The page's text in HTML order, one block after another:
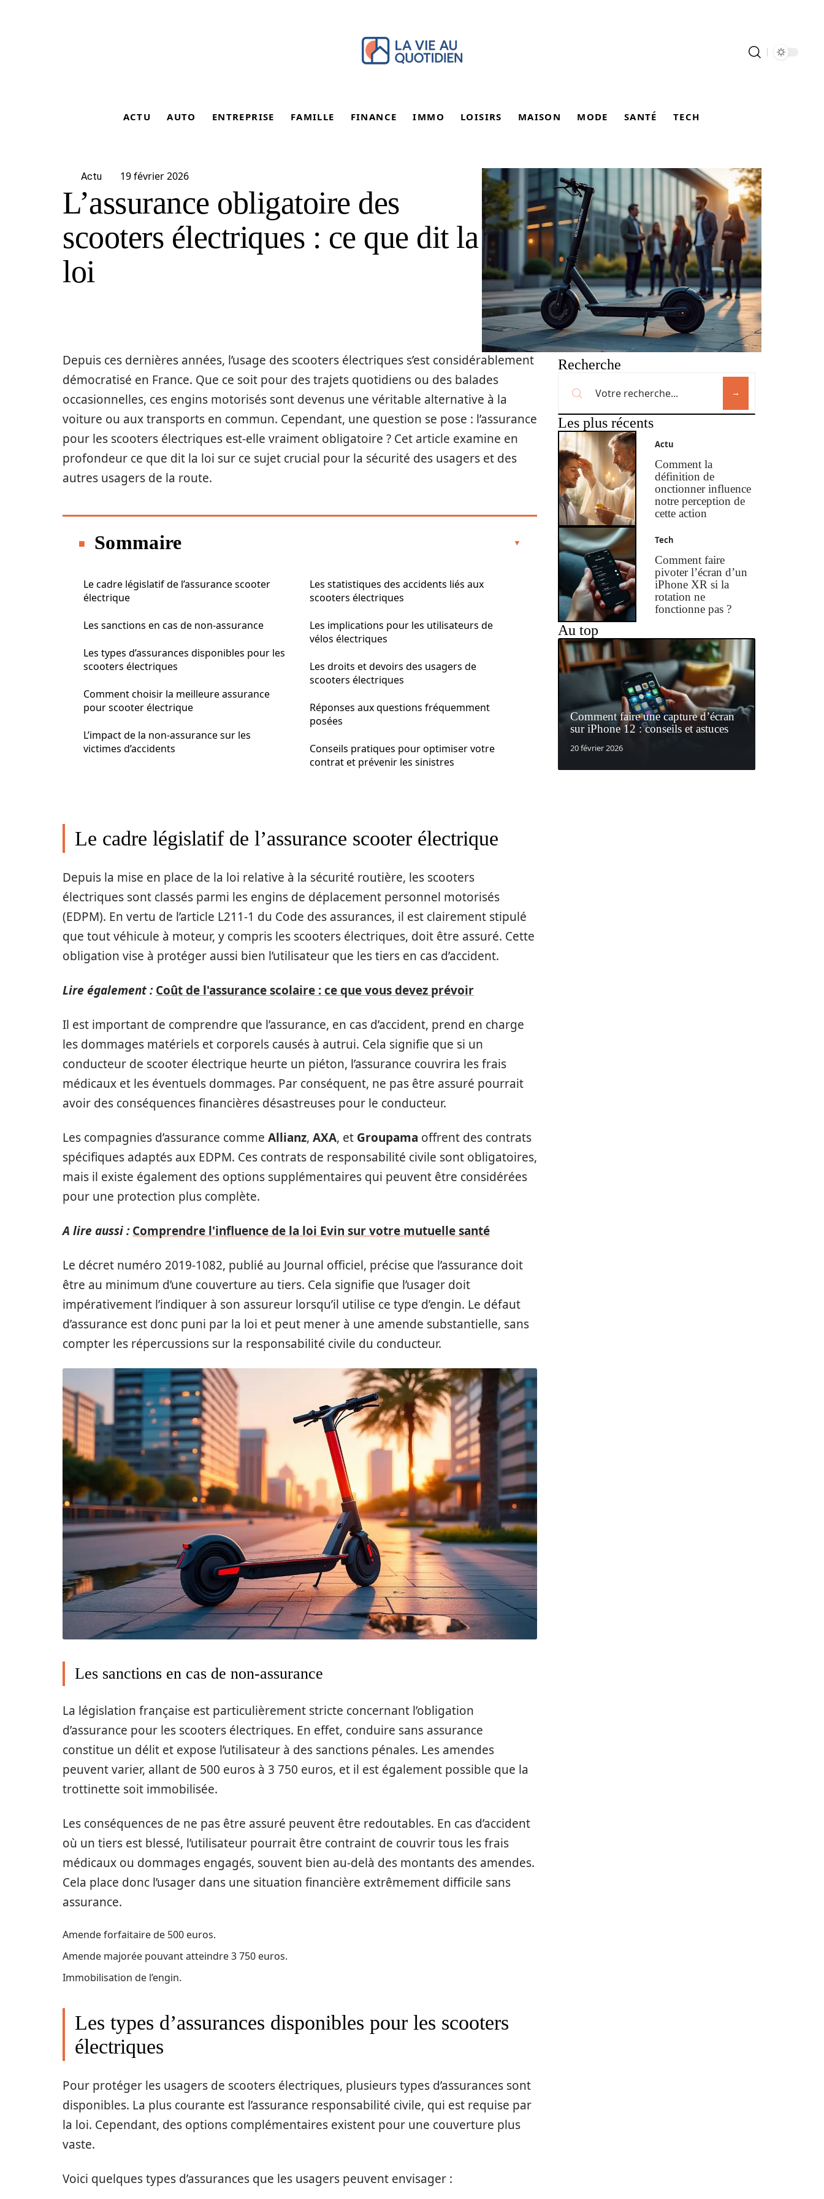
ACTU AUTO ENTREPRISE FAMILLE FINANCE IMMO LOISIRS MAISON MODE SANTÉ TECH
Actu 19 février 2026
L’assurance obligatoire des
scooters électriques : ce que dit la
loi
Depuis ces dernières années, l’usage des scooters électriques s’est considérablement
démocratisé en France. Que ce soit pour des trajets quotidiens ou des balades
occasionnelles, ces engins motorisés sont devenus une véritable alternative à la
voiture ou aux transports en commun. Cependant, une question se pose : l’assurance
pour les scooters électriques est-elle vraiment obligatoire ? Cet article examine en
profondeur ce que dit la loi sur ce sujet crucial pour la sécurité des usagers et des
autres usagers de la route.
Sommaire
Le cadre législatif de l’assurance scooter
électrique
Les sanctions en cas de non-assurance
Les types d’assurances disponibles pour les
scooters électriques
Comment choisir la meilleure assurance
pour scooter électrique
L’impact de la non-assurance sur les
victimes d’accidents
Les statistiques des accidents liés aux
scooters électriques
Les implications pour les utilisateurs de
vélos électriques
Les droits et devoirs des usagers de
scooters électriques
Réponses aux questions fréquemment
posées
Conseils pratiques pour optimiser votre
contrat et prévenir les sinistres
Le cadre législatif de l’assurance scooter électrique
Depuis la mise en place de la loi relative à la sécurité routière, les scooters
électriques sont classés parmi les engins de déplacement personnel motorisés
(EDPM). En vertu de l’article L211-1 du Code des assurances, il est clairement stipulé
que tout véhicule à moteur, y compris les scooters électriques, doit être assuré. Cette
obligation vise à protéger aussi bien l’utilisateur que les tiers en cas d’accident.
Lire également : Coût de l'assurance scolaire : ce que vous devez prévoir
Il est important de comprendre que l’assurance, en cas d’accident, prend en charge
les dommages matériels et corporels causés à autrui. Cela signifie que si un
conducteur de scooter électrique heurte un piéton, l’assurance couvrira les frais
médicaux et les éventuels dommages. Par conséquent, ne pas être assuré pourrait
avoir des conséquences financières désastreuses pour le conducteur.
Les compagnies d’assurance comme Allianz, AXA, et Groupama offrent des contrats
spécifiques adaptés aux EDPM. Ces contrats de responsabilité civile sont obligatoires,
mais il existe également des options supplémentaires qui peuvent être considérées
pour une protection plus complète.
A lire aussi : Comprendre l'influence de la loi Evin sur votre mutuelle santé
Le décret numéro 2019-1082, publié au Journal officiel, précise que l’assurance doit
être au minimum d’une couverture au tiers. Cela signifie que l’usager doit
impérativement l’indiquer à son assureur lorsqu’il utilise ce type d’engin. Le défaut
d’assurance est donc puni par la loi et peut mener à une amende substantielle, sans
compter les répercussions sur la responsabilité civile du conducteur.
Les sanctions en cas de non-assurance
La législation française est particulièrement stricte concernant l’obligation
d’assurance pour les scooters électriques. En effet, conduire sans assurance
constitue un délit et expose l’utilisateur à des sanctions pénales. Les amendes
peuvent varier, allant de 500 euros à 3 750 euros, et il est également possible que la
trottinette soit immobilisée.
Les conséquences de ne pas être assuré peuvent être redoutables. En cas d’accident
où un tiers est blessé, l’utilisateur pourrait être contraint de couvrir tous les frais
médicaux ou dommages engagés, souvent bien au-delà des montants des amendes.
Cela place donc l’usager dans une situation financière extrêmement difficile sans
assurance.
Amende forfaitaire de 500 euros.
Amende majorée pouvant atteindre 3 750 euros.
Immobilisation de l’engin.
Les types d’assurances disponibles pour les scooters
électriques
Pour protéger les usagers de scooters électriques, plusieurs types d’assurances sont
disponibles. La plus courante est l’assurance responsabilité civile, qui est requise par
la loi. Cependant, des options complémentaires existent pour une couverture plus
vaste.
Voici quelques types d’assurances que les usagers peuvent envisager :
Recherche
Les plus récents
Actu
Comment la
définition de
onctionner influence
notre perception de
cette action
Tech
Comment faire
pivoter l’écran d’un
iPhone XR si la
rotation ne
fonctionne pas ?
Au top
Comment faire une capture d’écran
sur iPhone 12 : conseils et astuces
20 février 2026